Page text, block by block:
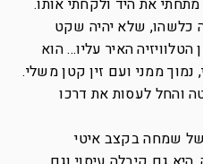
את היד ולקחתי אותו.
כלשהו, שלא יהיה שקט
האיר עליו… הוא
נמוך ממני ועם זין קטן משלי.
והחל לעסות את דרכו
של שמחה בקצב איטי